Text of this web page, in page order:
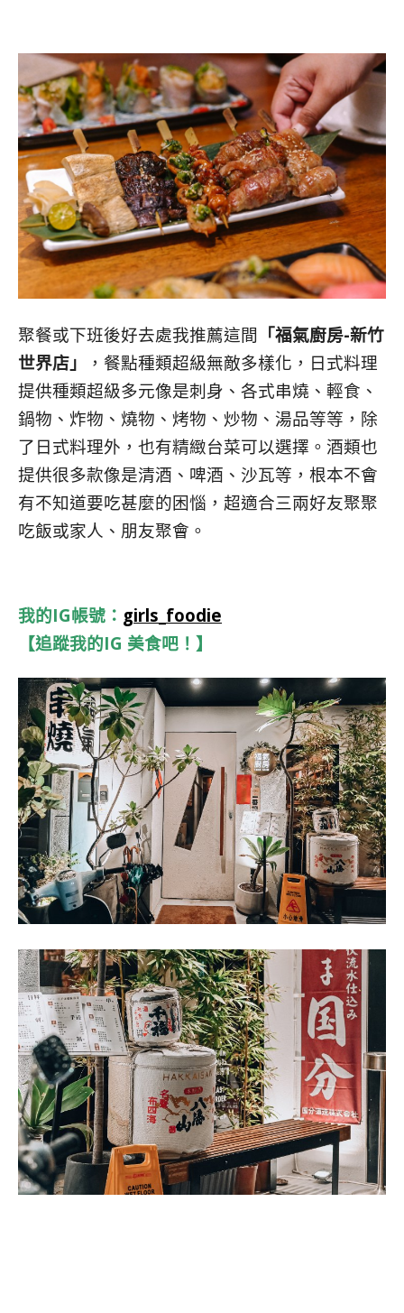
聚餐或下班後好去處我推薦這間 「福氣廚房-新竹
世界店」
，餐點種類超級無敵多樣化，日式料理
提供種類超級多元像是刺身、各式串燒、輕食、
鍋物、炸物、燒物、烤物、炒物、湯品等等，除
了日式料理外，也有精緻台菜可以選擇。酒類也
提供很多款像是清酒、啤酒、沙瓦等，根本不會
有不知道要吃甚麼的困惱，超適合三兩好友聚聚
吃飯或家人、朋友聚會。
我的IG帳號： girls_foodie
【追蹤我的IG 美食吧！】